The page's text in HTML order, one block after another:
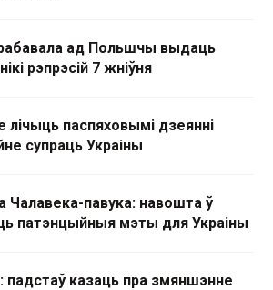
ад Польшчы выдаць
рэпрэсій 7 жніўня
лічыць паспяховымі дзеянні
супраць Украіны
Чалавека-павука: навошта ў
патэнцыйныя мэты для Украіны
падстаў казаць пра змяншэнне